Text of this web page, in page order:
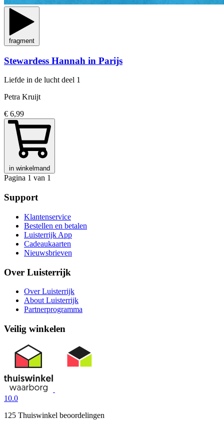
fragment
Stewardess Hannah in Parijs
Liefde in de luchtdeel 1
Petra Kruijt
€ 6,99
in winkelmand
Pagina 1 van 1
Support
Klantenservice
Bestellen en betalen
Luisterrijk App
Cadeaukaarten
Nieuwsbrieven
Over Luisterrijk
Over Luisterrijk
About Luisterrijk
Partnerprogramma
Veilig winkelen
10.0
125 Thuiswinkel beoordelingen